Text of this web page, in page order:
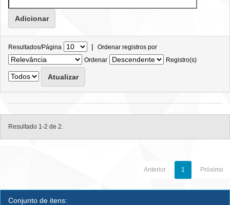
Resultados/Página | Ordenar registros por
Ordenar
Registro(s)
Resultado 1-2 de 2.
Anterior 1 Próximo
Conjunto de itens: